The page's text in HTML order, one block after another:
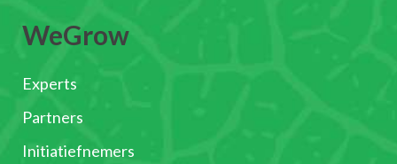
WeGrow
Experts
Partners
Initiatiefnemers